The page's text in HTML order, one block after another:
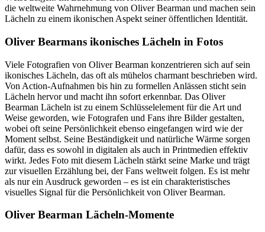
die weltweite Wahrnehmung von Oliver Bearman und machen sein
Lächeln zu einem ikonischen Aspekt seiner öffentlichen Identität.
Oliver Bearmans ikonisches Lächeln in Fotos
Viele Fotografien von Oliver Bearman konzentrieren sich auf sein
ikonisches Lächeln, das oft als mühelos charmant beschrieben wird.
Von Action-Aufnahmen bis hin zu formellen Anlässen sticht sein
Lächeln hervor und macht ihn sofort erkennbar. Das Oliver
Bearman Lächeln ist zu einem Schlüsselelement für die Art und
Weise geworden, wie Fotografen und Fans ihre Bilder gestalten,
wobei oft seine Persönlichkeit ebenso eingefangen wird wie der
Moment selbst. Seine Beständigkeit und natürliche Wärme sorgen
dafür, dass es sowohl in digitalen als auch in Printmedien effektiv
wirkt. Jedes Foto mit diesem Lächeln stärkt seine Marke und trägt
zur visuellen Erzählung bei, der Fans weltweit folgen. Es ist mehr
als nur ein Ausdruck geworden – es ist ein charakteristisches
visuelles Signal für die Persönlichkeit von Oliver Bearman.
Oliver Bearman Lächeln-Momente